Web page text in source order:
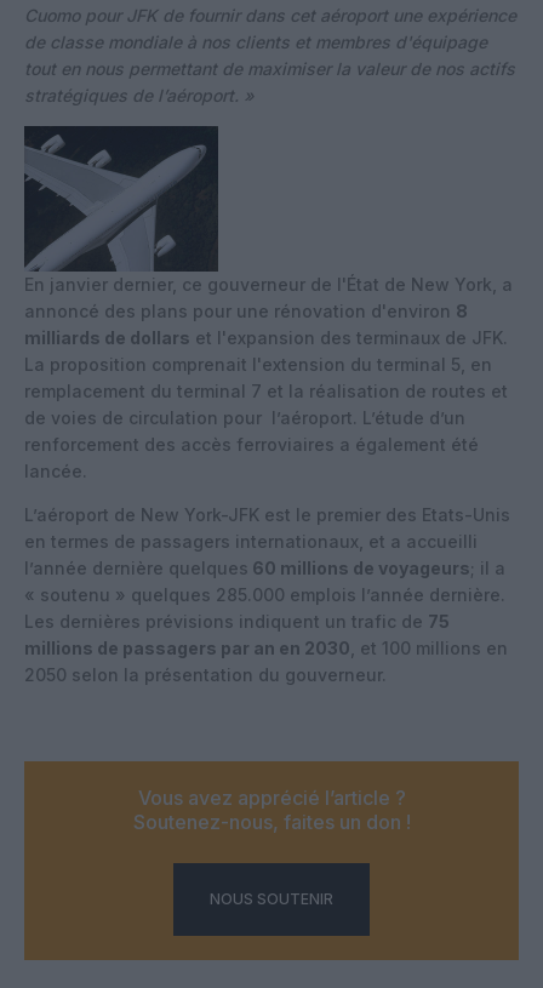
Cuomo pour JFK de fournir dans cet aéroport une expérience
de classe mondiale à nos clients et membres d'équipage
tout en nous permettant de maximiser la valeur de nos actifs
stratégiques de l’aéroport. »
En janvier dernier, ce gouverneur de l'État de New York, a
annoncé des plans pour une rénovation d'environ 8
milliards de dollars et l'expansion des terminaux de JFK.
La proposition comprenait l'extension du terminal 5, en
remplacement du terminal 7 et la réalisation de routes et
de voies de circulation pour l’aéroport. L’étude d’un
renforcement des accès ferroviaires a également été
lancée.
L’aéroport de New York-JFK est le premier des Etats-Unis
en termes de passagers internationaux, et a accueilli
l’année dernière quelques 60 millions de voyageurs; il a
« soutenu » quelques 285.000 emplois l’année dernière.
Les dernières prévisions indiquent un trafic de 75
millions de passagers par an en 2030 , et 100 millions en
2050 selon la présentation du gouverneur.
Vous avez apprécié l’article ?
Soutenez-nous, faites un don !
NOUS SOUTENIR